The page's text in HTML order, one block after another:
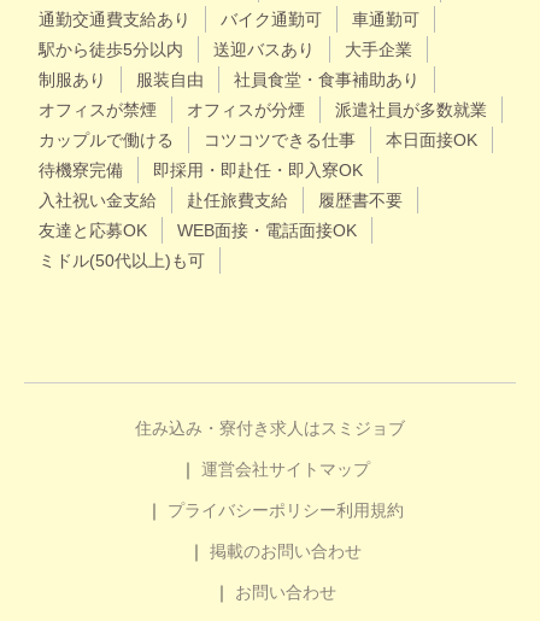
通勤交通費支給あり
バイク通勤可
車通勤可
駅から徒歩5分以内
送迎バスあり
大手企業
制服あり
服装自由
社員食堂・食事補助あり
オフィスが禁煙
オフィスが分煙
派遣社員が多数就業
カップルで働ける
コツコツできる仕事
本日面接OK
待機寮完備
即採用・即赴任・即入寮OK
入社祝い金支給
赴任旅費支給
履歴書不要
友達と応募OK
WEB面接・電話面接OK
ミドル(50代以上)も可
住み込み・寮付き求人はスミジョブ
運営会社サイトマップ
プライバシーポリシー利用規約
掲載のお問い合わせ
お問い合わせ